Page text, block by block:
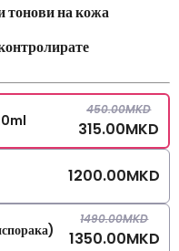
тонови на кожа
450.00MKD
315.00MKD
1200.00MKD
1490.00MKD
1350.00MKD